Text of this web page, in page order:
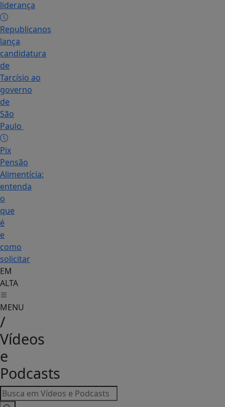
liderança
Republicanos
lança
candidatura
de
Tarcísio ao
governo
de
São
Paulo
Pix
Pensão
Alimentícia:
entenda
o
que
é
e
como
solicitar
EM
ALTA
MENU
/
Vídeos
e
Podcasts